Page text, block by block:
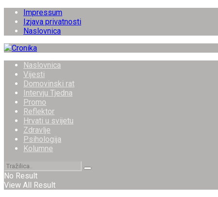
Impressum
Izjava privatnosti
Naslovnica
Naslovnica
Vijesti
Domovinski rat
Intervju Tjedna
Promo
Reflektor
Hrvati u svijetu
Zdravlje
Psihologija
Kolumne
No Result
View All Result